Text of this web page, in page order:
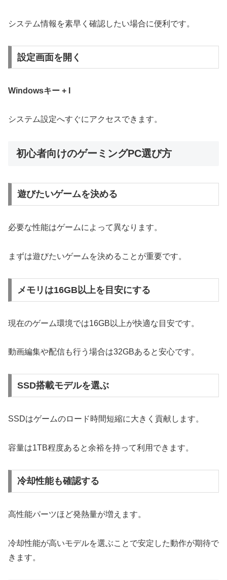
システム情報を素早く確認したい場合に便利です。
設定画面を開く
Windowsキー + I
システム設定へすぐにアクセスできます。
初心者向けのゲーミングPC選び方
遊びたいゲームを決める
必要な性能はゲームによって異なります。
まずは遊びたいゲームを決めることが重要です。
メモリは16GB以上を目安にする
現在のゲーム環境では16GB以上が快適な目安です。
動画編集や配信も行う場合は32GBあると安心です。
SSD搭載モデルを選ぶ
SSDはゲームのロード時間短縮に大きく貢献します。
容量は1TB程度あると余裕を持って利用できます。
冷却性能も確認する
高性能パーツほど発熱量が増えます。
冷却性能が高いモデルを選ぶことで安定した動作が期待で
きます。